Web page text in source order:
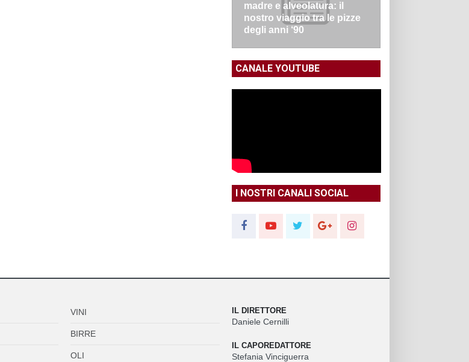
madre e alveolatura: il
nostro viaggio tra le pizze
degli anni ‘90
CANALE YOUTUBE
I NOSTRI CANALI SOCIAL
VINI
BIRRE
OLI
IL DIRETTORE
Daniele Cernilli
IL CAPOREDATTORE
Stefania Vinciguerra